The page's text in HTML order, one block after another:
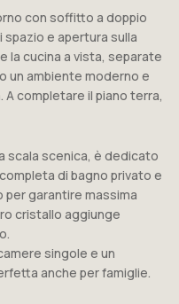
con soffitto a doppio
e apertura sulla
la cucina a vista, separate
un ambiente moderno e
A completare il piano terra,
scala scenica, è dedicato
di bagno privato e
garantire massima
cristallo aggiunge
singole e un
anche per famiglie.